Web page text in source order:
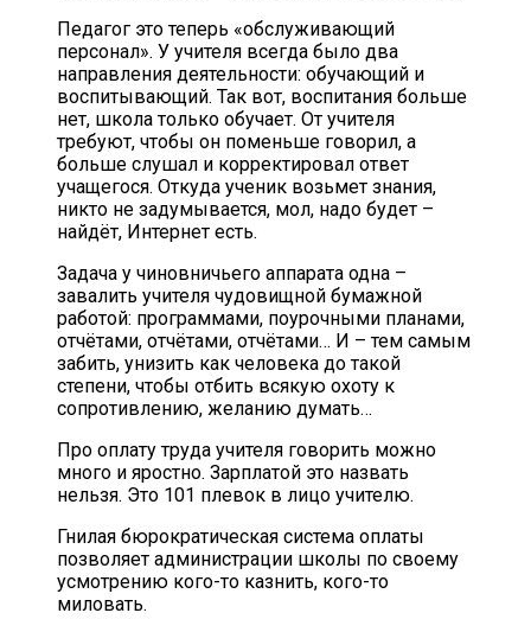
Педагог это теперь «обслуживающий
персонал». У учителя всегда было два
направления деятельности: обучающий и
воспитывающий. Так вот, воспитания больше
нет, школа только обучает. От учителя
требуют, чтобы он поменьше говорил, а
больше слушал и корректировал ответ
учащегося. Откуда ученик возьмет знания,
никто не задумывается, мол, надо будет –
найдёт, Интернет есть.
Задача у чиновничьего аппарата одна –
завалить учителя чудовищной бумажной
работой: программами, поурочными планами,
отчётами, отчётами, отчётами… И – тем самым
забить, унизить как человека до такой
степени, чтобы отбить всякую охоту к
сопротивлению, желанию думать…
Про оплату труда учителя говорить можно
много и яростно. Зарплатой это назвать
нельзя. Это 101 плевок в лицо учителю.
Гнилая бюрократическая система оплаты
позволяет администрации школы по своему
усмотрению кого-то казнить, кого-то
миловать.